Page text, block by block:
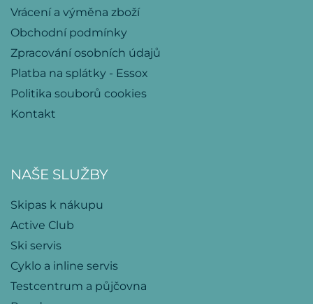
Vrácení a výměna zboží
Obchodní podmínky
Zpracování osobních údajů
Platba na splátky - Essox
Politika souborů cookies
Kontakt
NAŠE SLUŽBY
Skipas k nákupu
Active Club
Ski servis
Cyklo a inline servis
Testcentrum a půjčovna